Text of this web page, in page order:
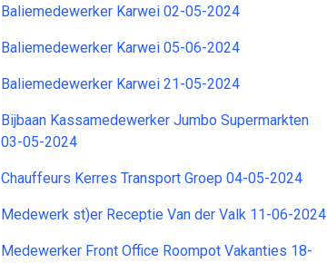
Baliemedewerker Karwei 02-05-2024
Baliemedewerker Karwei 05-06-2024
Baliemedewerker Karwei 21-05-2024
Bijbaan Kassamedewerker Jumbo Supermarkten
03-05-2024
Chauffeurs Kerres Transport Groep 04-05-2024
Medewerk st)er Receptie Van der Valk 11-06-2024
Medewerker Front Office Roompot Vakanties 18-